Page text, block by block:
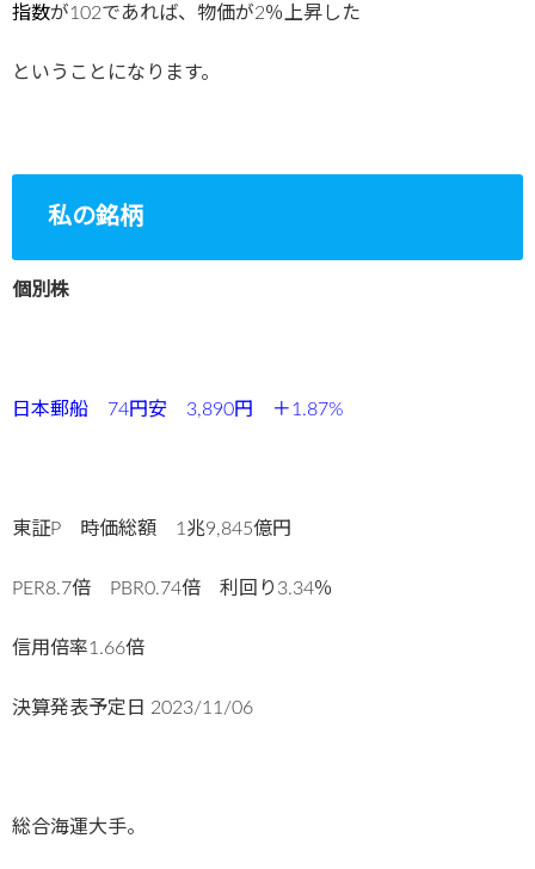
指数が102であれば、物価が2％上昇した
ということになります。
私の銘柄
個別株
日本郵船 74円安 3,890円 ＋1.87%
東証P 時価総額 1兆9,845億円
PER8.7倍 PBR0.74倍 利回り3.34％
信用倍率1.66倍
決算発表予定日 2023/11/06
総合海運大手。